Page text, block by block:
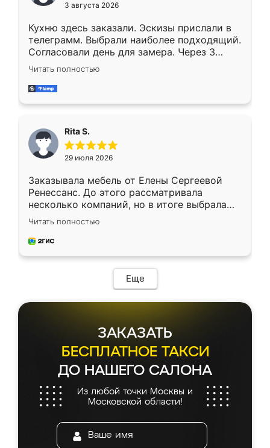
3 августа 2026
Кухню здесь заказали. Эскизы прислали в
телеграмм. Выбрали наиболее подходящий.
Согласовали день для замера. Через 3
недели кухня была уже готова. Остались
довольны работой. Спасибо Ренессанс
мебель за качественную работу!
Читать полностью
Rita S.
29 июля 2026
Заказывала мебель от Елены Сергеевой
Ренессанс. До этого рассматривала
несколько компаний, но в итоге выбрала
эту. Сначала обговорили условия, потом
приехал замерщик, всё спокойно объяснил
и снял размеры. Изготовили в срок, с
мебель сразу встала на свое место без
каких-либо доработок. Качеством осталась
довольна, все выглядит так, как и ожидала.
Читать полностью
Еще
ЗАКАЗАТЬ
БЕСПЛАТНОЕ ТАКСИ
ДО НАШЕГО САЛОНА
Из любой точки Москвы и
Московской области!